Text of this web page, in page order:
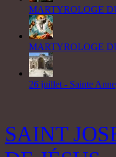
MARTYROLOGE
MARTYROLOGE
26 juillet - Sainte
SAINT